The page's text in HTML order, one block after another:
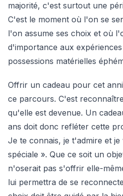
majorité, c'est surtout une
C'est le moment où l'on se
l'on assume ses choix et où
d'importance aux
possessions matérielles
Offrir un cadeau pour cet
ce parcours. C'est
qu'elle est devenue. Un
ans doit donc refléter cette
Je te connais, je t'admire et
spéciale ». Que ce soit un
n'oserait pas s'offrir elle-
lui permettra de se